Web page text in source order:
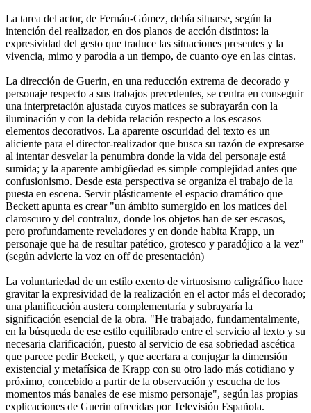
La tarea del actor, de Fernán-Gómez, debía situarse, según la
intención del realizador, en dos planos de acción distintos: la
expresividad del gesto que traduce las situaciones presentes y la
vivencia, mimo y parodia a un tiempo, de cuanto oye en las cintas.
La dirección de Guerin, en una reducción extrema de decorado y
personaje respecto a sus trabajos precedentes, se centra en conseguir
una interpretación ajustada cuyos matices se subrayarán con la
iluminación y con la debida relación respecto a los escasos
elementos decorativos. La aparente oscuridad del texto es un
aliciente para el director-realizador que busca su razón de expresarse
al intentar desvelar la penumbra donde la vida del personaje está
sumida; y la aparente ambigüedad es simple complejidad antes que
confusionismo. Desde esta perspectiva se organiza el trabajo de la
puesta en escena. Servir plásticamente el espacio dramático que
Beckett apunta es crear "un ámbito sumergido en los matices del
claroscuro y del contraluz, donde los objetos han de ser escasos,
pero profundamente reveladores y en donde habita Krapp, un
personaje que ha de resultar patético, grotesco y paradójico a la vez"
(según advierte la voz en off de presentación)
La voluntariedad de un estilo exento de virtuosismo caligráfico hace
gravitar la expresividad de la realización en el actor más el decorado;
una planificación austera complementaría y subrayaría la
significación esencial de la obra. "He trabajado, fundamentalmente,
en la búsqueda de ese estilo equilibrado entre el servicio al texto y su
necesaria clarificación, puesto al servicio de esa sobriedad ascética
que parece pedir Beckett, y que acertara a conjugar la dimensión
existencial y metafísica de Krapp con su otro lado más cotidiano y
próximo, concebido a partir de la observación y escucha de los
momentos más banales de ese mismo personaje", según las propias
explicaciones de Guerin ofrecidas por Televisión Española.